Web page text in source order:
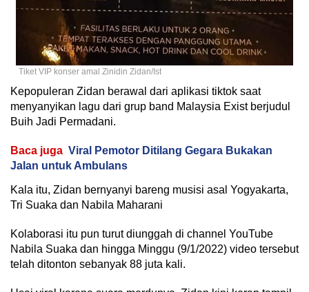
Tiket VIP konser amal Zinidin Zidan/Ist
Kepopuleran Zidan berawal dari aplikasi tiktok saat
menyanyikan lagu dari grup band Malaysia Exist berjudul
Buih Jadi Permadani.
Baca juga Viral Pemotor Ditilang Gegara Bukakan
Jalan untuk Ambulans
Kala itu, Zidan bernyanyi bareng musisi asal Yogyakarta,
Tri Suaka dan Nabila Maharani
Kolaborasi itu pun turut diunggah di channel YouTube
Nabila Suaka dan hingga Minggu (9/1/2022) video tersebut
telah ditonton sebanyak 88 juta kali.